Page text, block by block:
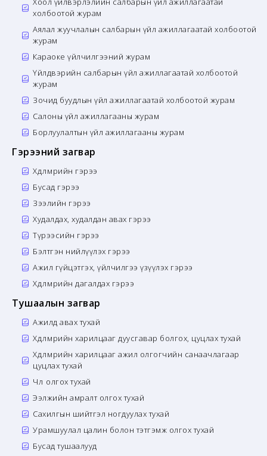
холбоотой журам
Аялал жуучлалын салбарын үйл ажиллагаатай холбоотой
журам
Караоке үйлчилгээний журам
Үйлдвэрийн салбарын үйл ажиллагаатай холбоотой
журам
Зочид буудлын үйл ажиллагаатай холбоотой журам
Салоны үйл ажиллагааны журам
Борлуулалтын үйл ажиллагааны журам
Гэрээний загвар
Хөдөлмөрийн гэрээ
Бусад гэрээ
Зээлийн гэрээ
Худалдах, худалдан авах гэрээ
Түрээсийн гэрээ
Бэлтгэн нийлүүлэх гэрээ
Ажил гүйцэтгэх, үйлчилгээ үзүүлэх гэрээ
Хөдөлмөрийн дагалдах гэрээ
Тушаалын загвар
Ажилд авах тухай
Хөдөлмөрийн харилцааг дуусгавар болгох, цуцлах тухай
Хөдөлмөрийн харилцааг ажил олгогчийн санаачлагаар
цуцлах тухай
Чөлөө олгох тухай
Ээлжийн амралт олгох тухай
Сахилгын шийтгэл ногдуулах тухай
Урамшуулал цалин болон тэтгэмж олгох тухай
Бусад тушаалууд